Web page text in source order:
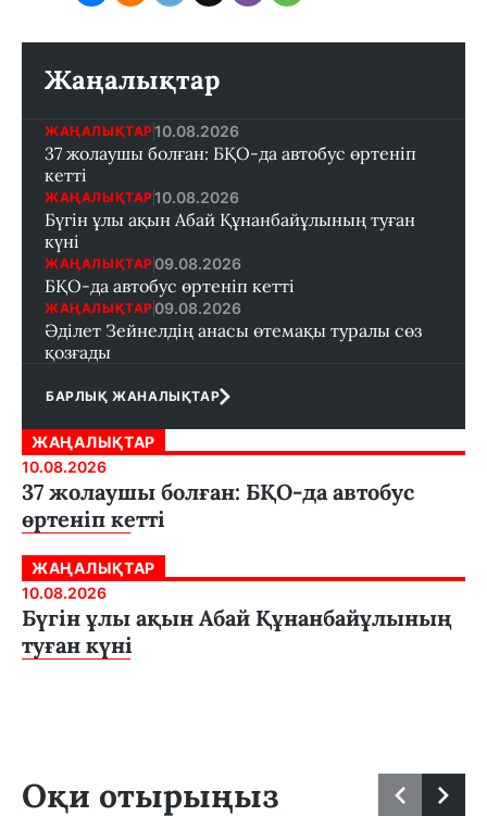
Жаңалықтар
ЖАҢАЛЫҚТАР10.08.2026
37 жолаушы болған: БҚО-да автобус өртеніп
кетті
ЖАҢАЛЫҚТАР10.08.2026
Бүгін ұлы ақын Абай Құнанбайұлының туған
күні
ЖАҢАЛЫҚТАР 09.08.2026
БҚО-да автобус өртеніп кетті
ЖАҢАЛЫҚТАР 09.08.2026
Әділет Зейнелдің анасы өтемақы туралы сөз
қозғады
БАРЛЫҚ ЖАНАЛЫҚТАР
ЖАҢАЛЫҚТАР
10.08.2026
37 жолаушы болған: БҚО-да автобус
өртеніп кетті
ЖАҢАЛЫҚТАР
10.08.2026
Бүгін ұлы ақын Абай Құнанбайұлының
туған күні
Оқи отырыңыз